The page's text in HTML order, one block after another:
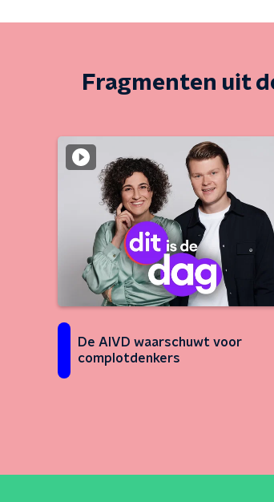
Fragmenten uit
De AIVD waarschuwt voor
complotdenkers